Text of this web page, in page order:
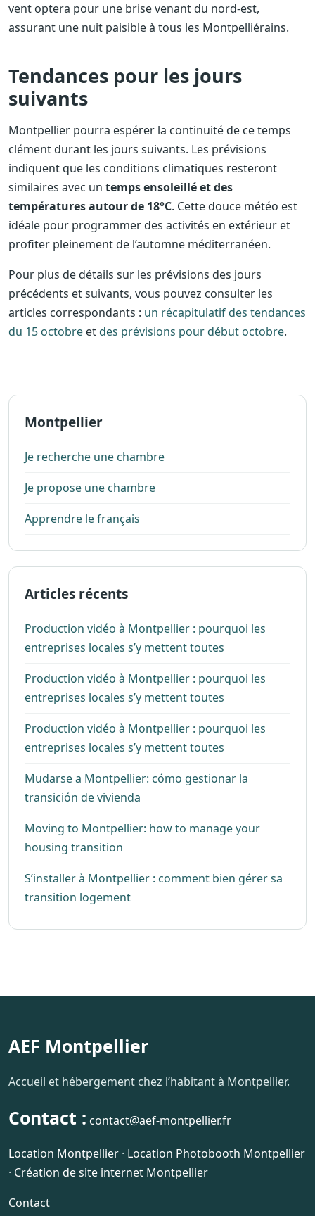
vent optera pour une brise venant du nord-est,
assurant une nuit paisible à tous les Montpelliérains.
Tendances pour les jours
suivants
Montpellier pourra espérer la continuité de ce temps
clément durant les jours suivants. Les prévisions
indiquent que les conditions climatiques resteront
similaires avec un temps ensoleillé et des
températures autour de 18°C. Cette douce météo est
idéale pour programmer des activités en extérieur et
profiter pleinement de l’automne méditerranéen.
Pour plus de détails sur les prévisions des jours
précédents et suivants, vous pouvez consulter les
articles correspondants : un récapitulatif des tendances
du 15 octobre etdes prévisions pour début octobre.
Montpellier
Je recherche une chambre
Je propose une chambre
Apprendre le français
Articles récents
Production vidéo à Montpellier : pourquoi les
entreprises locales s’y mettent toutes
Production vidéo à Montpellier : pourquoi les
entreprises locales s’y mettent toutes
Production vidéo à Montpellier : pourquoi les
entreprises locales s’y mettent toutes
Mudarse a Montpellier: cómo gestionar la
transición de vivienda
Moving to Montpellier: how to manage your
housing transition
S’installer à Montpellier : comment bien gérer sa
transition logement
AEF Montpellier
Accueil et hébergement chez l’habitant à Montpellier.
Contact : contact@aef-montpellier.fr
Location Montpellier · Location Photobooth Montpellier
· Création de site internet Montpellier
Contact